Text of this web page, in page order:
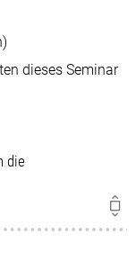
dieses Seminar
die